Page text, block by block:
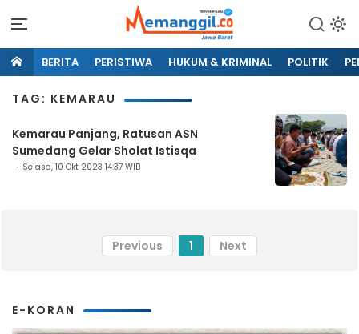
BERITA PERISTIWA HUKUM & KRIMINAL POLITIK
TAG: KEMARAU
Kemarau Panjang, Ratusan ASN
Sumedang Gelar Sholat Istisqa
Selasa, 10 Okt 2023 14:37 WIB
Previous 1 Next
E-KORAN